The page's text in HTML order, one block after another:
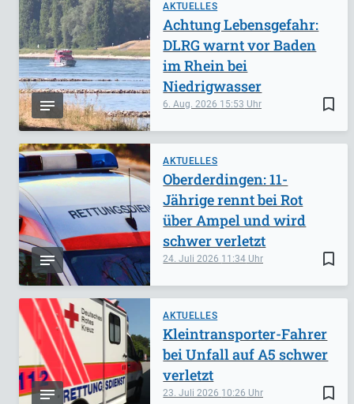
AKTUELLES
bookmark_border
6. Aug. 2026 15:53
Achtung Lebensgefahr:
DLRG warnt vor Baden
im Rhein bei
Niedrigwasser
AKTUELLES
bookmark_border
24. Juli 2026 11:34
Oberderdingen: 11-
Jährige rennt bei Rot
über Ampel und wird
schwer verletzt
AKTUELLES
bookmark_border
23. Juli 2026 10:26
Kleintransporter-Fahrer
bei Unfall auf A5 schwer
verletzt